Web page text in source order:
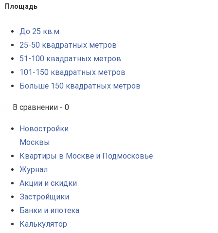
Площадь
До 25 кв.м.
25-50 квадратных метров
51-100 квадратных метров
101-150 квадратных метров
Больше 150 квадратных метров
В сравнении - 0
Новостройки
Москвы
Квартиры в Москве и Подмосковье
Журнал
Акции и скидки
Застройщики
Банки и ипотека
Калькулятор